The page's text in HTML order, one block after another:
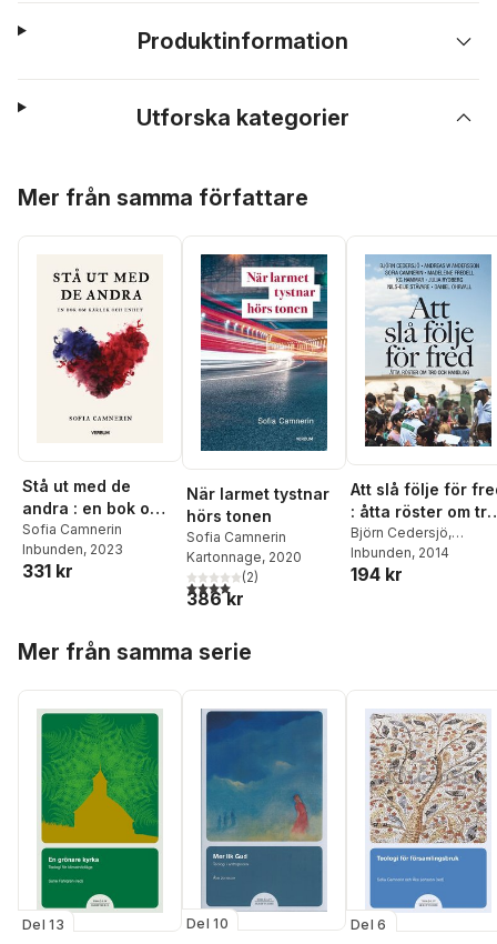
Produktinformation
Utforska kategorier
Mer från samma författare
Stå ut med de
andra : en bok om
kärlek och enhet
Sofia Camnerin
Inbunden, 2023
331 kr
När larmet tystnar
hörs tonen
Sofia Camnerin
Kartonnage, 2020
4,0utav 5 stjärnor. Totalt antal röster:
(2)
386 kr
Att slå följe för
: åtta röster om tro
och handling
Björn Cedersjö,
Andreas W Andersson
Sofia Camnerin
Inbunden, 2014
194 kr
Mer från samma serie
Del 13 Del 10 Del 6